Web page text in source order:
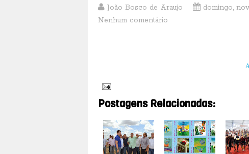
João Bosco de Araujo domingo,
Nenhum comentário
Postagens Relacionadas: